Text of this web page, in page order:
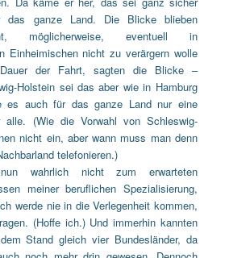
das ganze Land. Die Blicke blieben
möglicherweise, eventuell in
Einheimischen nicht zu verärgern wolle
der Fahrt, sagten die Blicke –
Holstein sei das aber wie in Hamburg
es auch für das ganze Land nur eine
(Wie die Vorwahl von Schleswig-
nicht ein, aber wann muss man denn
telefonieren.)
wahrlich nicht zum erwarteten
meiner beruflichen Spezialisierung,
werde nie in die Verlegenheit kommen,
(Hoffe ich.) Und immerhin kannten
Stand gleich vier Bundesländer, da